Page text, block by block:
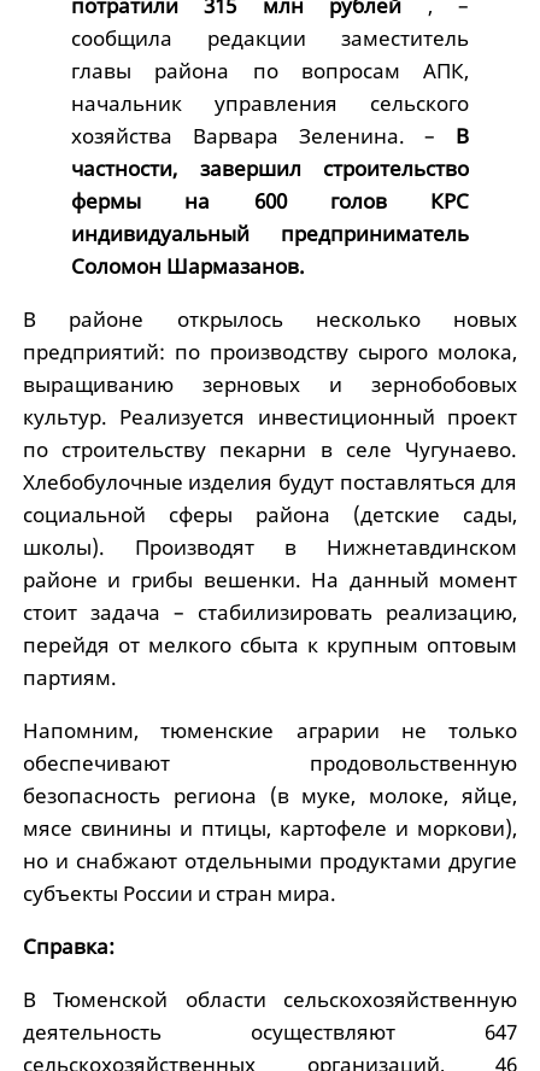
сообщила редакции заместитель
главы района по вопросам АПК,
начальник управления сельского
хозяйства Варвара Зеленина. – В
частности, завершил строительство
фермы на 600 голов КРС
индивидуальный предприниматель
Соломон Шармазанов.
В районе открылось несколько новых
предприятий: по производству сырого молока,
выращиванию зерновых и зернобобовых
культур. Реализуется инвестиционный проект
по строительству пекарни в селе Чугунаево.
Хлебобулочные изделия будут поставляться для
социальной сферы района (детские сады,
школы). Производят в Нижнетавдинском
районе и грибы вешенки. На данный момент
стоит задача – стабилизировать реализацию,
перейдя от мелкого сбыта к крупным оптовым
партиям.
Напомним, тюменские аграрии не только
обеспечивают продовольственную
безопасность региона (в муке, молоке, яйце,
мясе свинины и птицы, картофеле и моркови),
но и снабжают отдельными продуктами другие
субъекты России и стран мира.
Справка:
В Тюменской области сельскохозяйственную
деятельность осуществляют 647
сельскохозяйственных организаций, 46